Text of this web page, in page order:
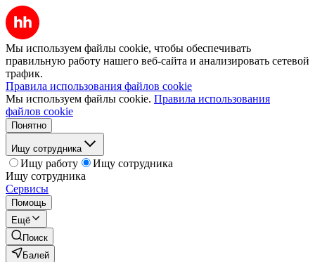
Мы используем файлы cookie, чтобы обеспечивать
правильную работу нашего веб-сайта и анализировать сетевой
трафик.
Правила использования файлов cookie
Мы используем файлы cookie. Правила использования
файлов cookie
Понятно
Ищу сотрудника
Ищу работу
Ищу сотрудника
Ищу сотрудника
Сервисы
Помощь
Ещё
Поиск
Балей